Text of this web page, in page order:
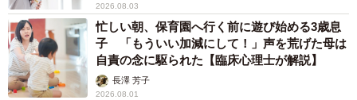
2026.08.03
忙しい朝、保育園へ行く前に遊び始める3歳息
子 「もういい加減にして！」声を荒げた母は
自責の念に駆られた【臨床心理士が解説】
長澤 芳子
2026.08.01